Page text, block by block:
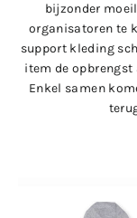
bijzonder
organisatoren te
support kleding
item de
Enkel samen